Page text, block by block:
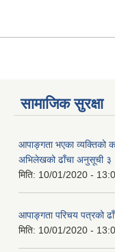
सामाजिक सुरक्षा
आपाङ्गता भएका व्यक्तिको
अभिलेखको ढाँचा अनुसूची ३
मिति: 10/01/2020 -
आपाङ्गता परिचय पत्रको
मिति: 10/01/2020 -